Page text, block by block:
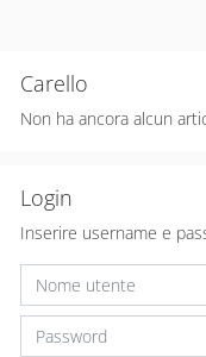
Carello
Non ha ancora alcun
Login
Inserire username e